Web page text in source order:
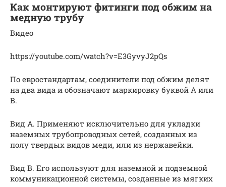
Как монтируют фитинги под обжим на
медную трубу
Видео
https://youtube.com/watch?v=E3GyvyJ2pQs
По евростандартам, соединители под обжим делят
на два вида и обозначают маркировку буквой А или
В.
Вид А. Применяют исключительно для укладки
наземных трубопроводных сетей, созданных из
полу твердых видов меди, или из нержавейки.
Вид В. Его используют для наземной и подземной
коммуникационной системы, созданные из мягких